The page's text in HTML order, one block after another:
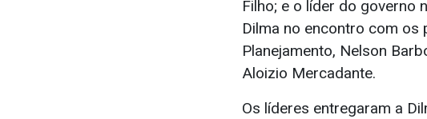
Filho; e o líder do governo
Dilma no encontro com os
Planejamento, Nelson
Aloizio Mercadante.
Os líderes entregaram a